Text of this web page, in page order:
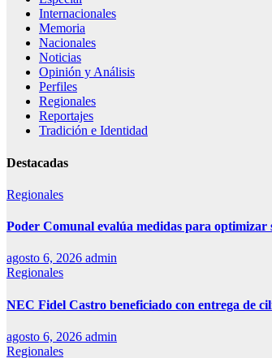
Internacionales
Memoria
Nacionales
Noticias
Opinión y Análisis
Perfiles
Regionales
Reportajes
Tradición e Identidad
Destacadas
Regionales
Poder Comunal evalúa medidas para optimizar
agosto 6, 2026 admin
Regionales
NEC Fidel Castro beneficiado con entrega de
agosto 6, 2026 admin
Regionales